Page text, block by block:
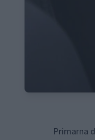
Primarna